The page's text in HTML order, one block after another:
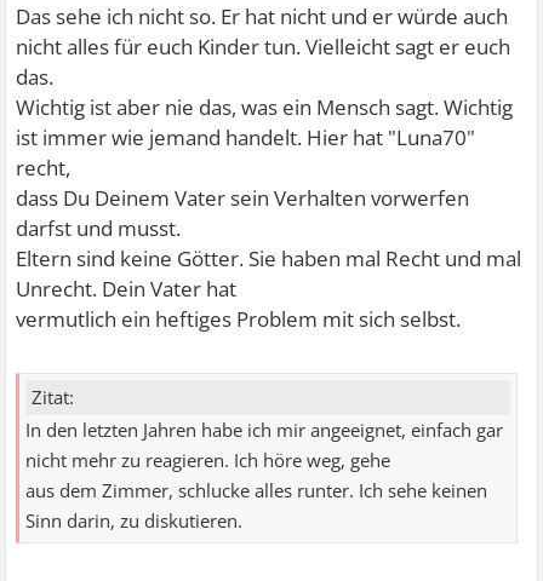
Das sehe ich nicht so. Er hat nicht und er würde auch
nicht alles für euch Kinder tun. Vielleicht sagt er euch
das.
Wichtig ist aber nie das, was ein Mensch sagt. Wichtig
ist immer wie jemand handelt. Hier hat "Luna70"
recht,
dass Du Deinem Vater sein Verhalten vorwerfen
darfst und musst.
Eltern sind keine Götter. Sie haben mal Recht und mal
Unrecht. Dein Vater hat
vermutlich ein heftiges Problem mit sich selbst.
Zitat:
In den letzten Jahren habe ich mir angeeignet, einfach gar
nicht mehr zu reagieren. Ich höre weg, gehe
aus dem Zimmer, schlucke alles runter. Ich sehe keinen
Sinn darin, zu diskutieren.